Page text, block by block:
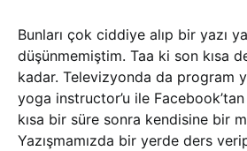
Bunları çok ciddiye alıp bir yazı
düşünmemiştim. Taa ki son kısa
kadar. Televizyonda da program
yoga instructor’u ile
kısa bir süre sonra kendisine bir
Yazışmamızda bir yerde ders